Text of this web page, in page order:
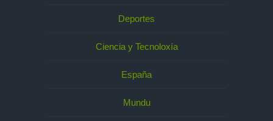
Deportes
Ciencia y Tecnoloxía
España
Mundu